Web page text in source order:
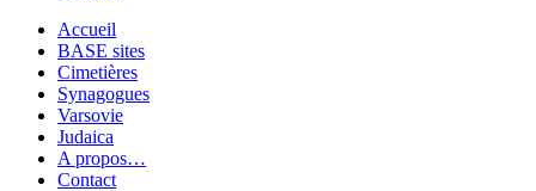
Accueil
BASE sites
Cimetières
Synagogues
Varsovie
Judaica
A propos…
Contact